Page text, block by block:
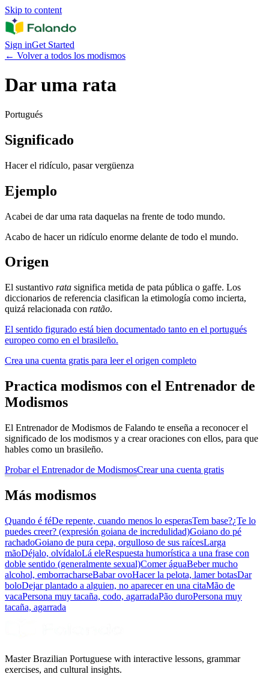
Skip to content
Sign inGet Started
← Volver a todos los modismos
Dar uma rata
Portugués
Significado
Hacer el ridículo, pasar vergüenza
Ejemplo
Acabei de dar uma rata daquelas na frente de todo mundo.
Acabo de hacer un ridículo enorme delante de todo el mundo.
Origen
El sustantivo rata significa metida de pata pública o gaffe. Los
diccionarios de referencia clasifican la etimología como incierta,
quizá relacionada con ratão.
El sentido figurado está bien documentado tanto en el portugués
europeo como en el brasileño.
Crea una cuenta gratis para leer el origen completo
Practica modismos con el Entrenador de
Modismos
El Entrenador de Modismos de Falando te enseña a reconocer el
significado de los modismos y a crear oraciones con ellos, para que
hables como un brasileño.
Probar el Entrenador de ModismosCrear una cuenta gratis
Más modismos
Quando é féDe repente, cuando menos lo esperasTem base?¿Te lo
puedes creer? (expresión goiana de incredulidad)Goiano do pé
rachadoGoiano de pura cepa, orgulloso de sus raícesLarga
mãoDéjalo, olvídaloLá eleRespuesta humorística a una frase con
doble sentido (generalmente sexual)Comer águaBeber mucho
alcohol, emborracharseBabar ovoHacer la pelota, lamer botasDar
boloDejar plantado a alguien, no aparecer en una citaMão de
vacaPersona muy tacaña, codo, agarradaPão duroPersona muy
tacaña, agarrada
Master Brazilian Portuguese with interactive lessons, grammar
exercises, and cultural insights.